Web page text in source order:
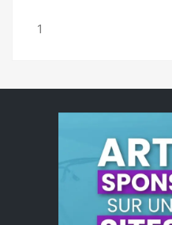
Page:
1